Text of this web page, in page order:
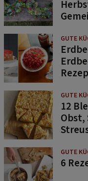
GUTE
GUTE
12
Obst,
GUTE
6